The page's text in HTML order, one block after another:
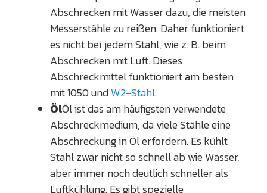
Abschrecken mit Wasser dazu, die meisten
Messerstähle zu reißen. Daher funktioniert
es nicht bei jedem Stahl, wie z. B. beim
Abschrecken mit Luft. Dieses
Abschreckmittel funktioniert am besten
mit 1050 undW2-Stahl.
ÖlÖl ist das am häufigsten verwendete
Abschreckmedium, da viele Stähle eine
Abschreckung in Öl erfordern. Es kühlt
Stahl zwar nicht so schnell ab wie Wasser,
aber immer noch deutlich schneller als
Luftkühlung. Es gibt spezielle